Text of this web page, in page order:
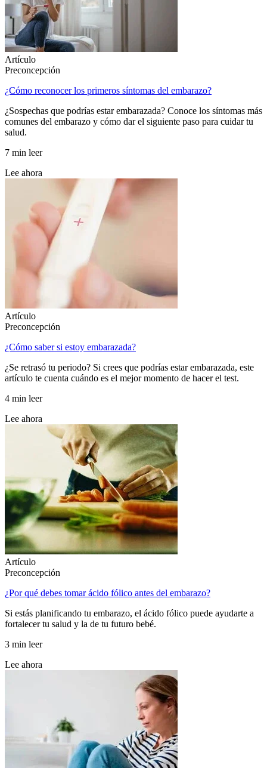
Artículo
Preconcepción
¿Cómo reconocer los primeros síntomas del embarazo?
¿Sospechas que podrías estar embarazada? Conoce los síntomas más
comunes del embarazo y cómo dar el siguiente paso para cuidar tu
salud.
7 min leer
Lee ahora
Artículo
Preconcepción
¿Cómo saber si estoy embarazada?
¿Se retrasó tu periodo? Si crees que podrías estar embarazada, este
artículo te cuenta cuándo es el mejor momento de hacer el test.
4 min leer
Lee ahora
Artículo
Preconcepción
¿Por qué debes tomar ácido fólico antes del embarazo?
Si estás planificando tu embarazo, el ácido fólico puede ayudarte a
fortalecer tu salud y la de tu futuro bebé.
3 min leer
Lee ahora